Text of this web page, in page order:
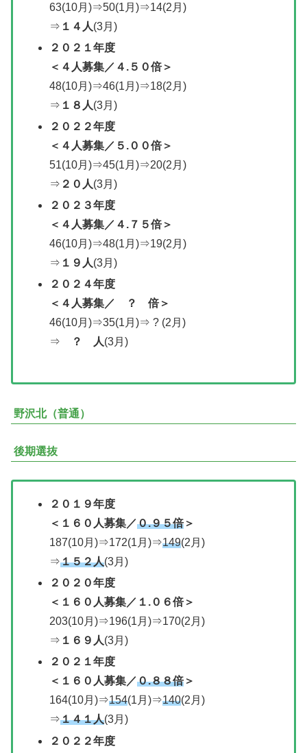
63(10月)⇒50(1月)⇒14(2月)
⇒ １４人(3月)
２０２１年度
＜ ４人募集／ ４.５０倍＞
48(10月)⇒46(1月)⇒18(2月)
⇒ １８人(3月)
２０２２年度
＜ ４人募集／ ５.００倍＞
51(10月)⇒45(1月)⇒20(2月)
⇒ ２０人(3月)
２０２３年度
＜４人募集／４.７５倍＞
46(10月)⇒48(1月)⇒19(2月)
⇒ １９人(3月)
２０２ ４年度
＜ ４人募集／
？ 倍＞
46(10月)⇒35(1月)⇒ ? (2月)
⇒ ？ 人(3月)
野沢北（普通）
後期選抜
２０１９年度
＜１６０人募集／０.９５倍＞
187(10月)⇒172(1月)⇒149(2月)
⇒１５２人(3月)
２０２０年度
＜ １６０人募集／ １.０６倍＞
203(10月)⇒196(1月)⇒170(2月)
⇒ １６９人(3月)
２０２１年度
＜ １６０人募集／０.８８倍＞
164(10月)⇒154(1月)⇒140(2月)
⇒１４１人(3月)
２０２２年度